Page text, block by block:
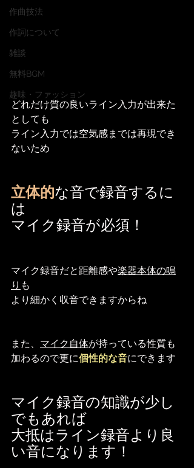
作曲技法
作詞について
雑談
無料BGM
趣味・ファッション
どれだけ質の良いライン入力が出来た
としても
ライン入力では空気感までは再現でき
ないため
立体的な音で録音するに
は
マイク録音が必須！
マイク録音だと距離感や楽器本体の鳴
り も
より細かく収音できますからね
また、 マイク自体が持っている性質も
加わるので更に個性的な音にできます
マイク録音の知識が少し
でもあれば
大抵はライン録音より良
い音になります！